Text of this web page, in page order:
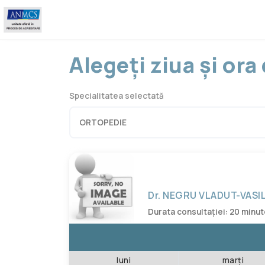
Alegeți ziua și
Specialitatea selectată
Dr. NEGRU VLADUT-
Durata consultației: 20
luni
marți